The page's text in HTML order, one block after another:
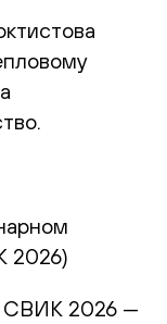
2026)
СВИК 2026 —